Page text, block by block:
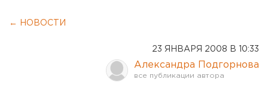
← НОВОСТИ
23 ЯНВАРЯ 2008 В 10:33
Александра Подгорнова